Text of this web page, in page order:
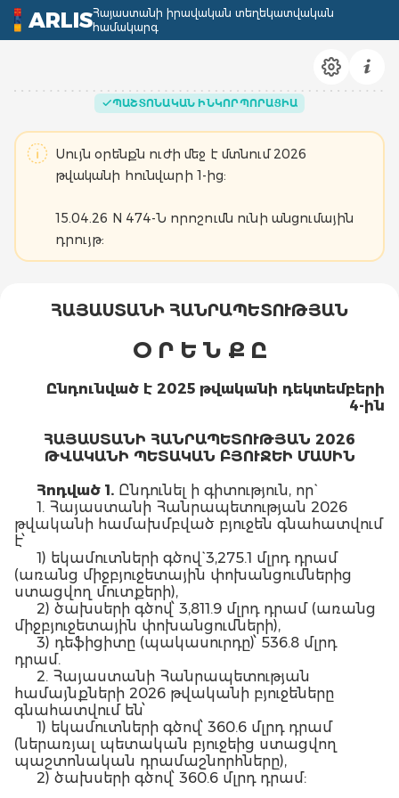
ARLISՀայաստանի իրավական տեղեկատվական
համակարգ
ՊԱՇՏՈՆԱԿԱՆ ԻՆԿՈՐՊՈՐԱՑԻԱ
Սույն օրենքն ուժի մեջ է մտնում 2026
թվականի հունվարի 1-ից:
15.04.26 N 474-Ն որոշումն ունի անցումային
դրույթ:
ՀԱՅԱՍՏԱՆԻ ՀԱՆՐԱՊԵՏՈՒԹՅԱՆ
Օ Ր Ե Ն Ք Ը
Ընդունված է 2025 թվականի դեկտեմբերի
4-ին
ՀԱՅԱՍՏԱՆԻ ՀԱՆՐԱՊԵՏՈՒԹՅԱՆ 2026
ԹՎԱԿԱՆԻ ՊԵՏԱԿԱՆ ԲՅՈՒՋԵԻ ՄԱՍԻՆ
Հոդված 1. Ընդունել ի գիտություն, որ`
1. Հայաստանի Հանրապետության 2026
թվականի համախմբված բյուջեն գնահատվում
է՝
1) եկամուտների գծով` 3,275.1 մլրդ դրամ
(առանց միջբյուջետային փոխանցումներից
ստացվող մուտքերի),
2) ծախսերի գծով՝ 3,811.9 մլրդ դրամ (առանց
միջբյուջետային փոխանցումների),
3) դեֆիցիտը (պակասուրդը)՝ 536.8 մլրդ
դրամ.
2. Հայաստանի Հանրապետության
համայնքների 2026 թվականի բյուջեները
գնահատվում են՝
1) եկամուտների գծով՝ 360.6 մլրդ դրամ
(ներառյալ պետական բյուջեից ստացվող
պաշտոնական դրամաշնորհները),
2) ծախսերի գծով՝ 360.6 մլրդ դրամ: